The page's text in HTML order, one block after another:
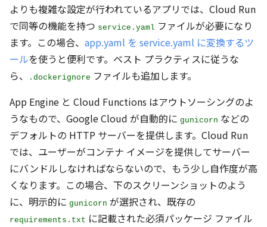
よりも複雑な設定が行われているアプリでは、Cloud Run
で同等の機能を持つ service.yaml ファイルが必要になり
ます。この場合、 app.yaml を service.yaml に変換するツ
ールを使うと便利です。ベスト プラクティスに従うな
ら、
.dockerignore ファイルも追加します。
App Engine と Cloud Functions はアウトソーシングのよ
うなもので、Google Cloud が自動的に gunicorn などの
デフォルトの HTTP サーバーを提供します。Cloud Run
では、ユーザーがコンテナ イメージを提供してサーバー
にバンドルしなければならないので、もう少し自作度が高
くなります。この場合、下のスクリーンショットのよう
に、明示的に gunicorn が選択され、既存の
requirements.txt に記載された必須パッケージ ファイル